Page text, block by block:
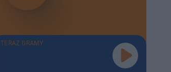
TERAZ GRAMY